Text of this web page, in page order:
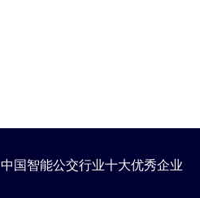
中国智能公交行业十大优秀企业